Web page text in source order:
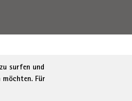
surfen und
möchten. Für